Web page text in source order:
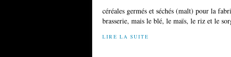
céréales germés et séchés (malt) pour la
brasserie, mais le blé, le maïs, le riz et le
LIRE LA SUITE